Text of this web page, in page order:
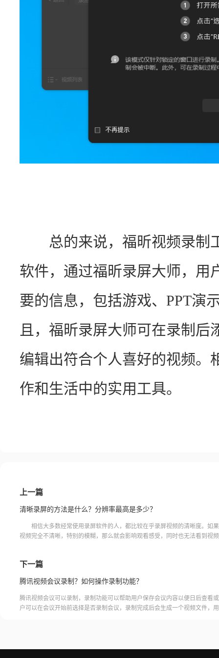
总的来说，福昕视频录制
软件，通过福昕录屏大师，用
要的信息，包括游戏、PPT演
且，福昕录屏大师可在录制
编辑出符合个人喜好的视频。
作和生活中的实用工具。
上一篇
清晰录屏的方法是什么？分辨率最高是多少？
相信大多数经常使用录屏软件的人，都比较在乎录屏视频的清晰度。如
视频完全不清晰，特别的模糊，那么就会影响观看感受，同时也无法看到视
下一篇
腾讯视频会议录制？如何操作录制功能？
腾讯视频会议可以录制，录制功能可以帮助用户保存会议内容以便日后查看
户可以在会议开始前选择是否录制会议，录制完成后会生成一个视频文件，